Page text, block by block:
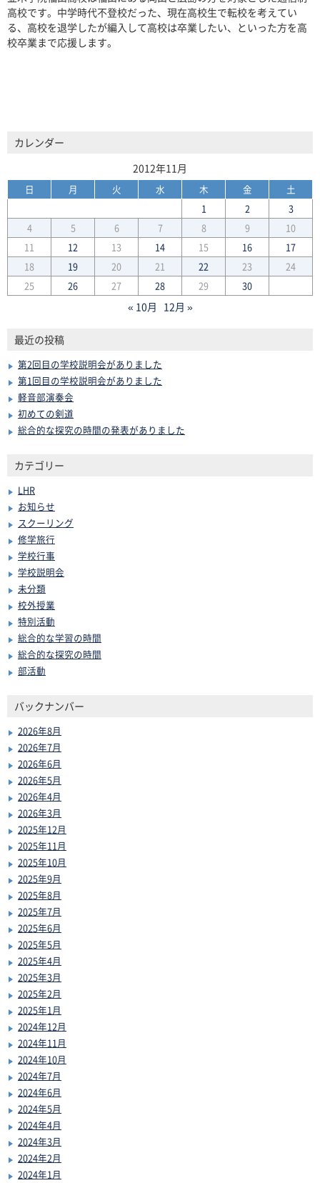
高校です。中学時代不登校だった、現在高校生で転校を考えてい
る、高校を退学したが編入して高校は卒業したい、といった方を高
校卒業まで応援します。
カレンダー
2012年11月
日 月 火 水 木 金
土
1
2
3
4
5 6 7 8 9
10
11
12 13 14 15 16
17
18
19 20 21 22 23
24
25
26 27 28 29 30
« 10月 12月 »
最近の投稿
第2回目の学校説明会がありました
第1回目の学校説明会がありました
軽音部演奏会
初めての剣道
総合的な探究の時間の発表がありました
カテゴリー
LHR
お知らせ
スクーリング
修学旅行
学校行事
学校説明会
未分類
校外授業
特別活動
総合的な学習の時間
総合的な探究の時間
部活動
バックナンバー
2026年8月
2026年7月
2026年6月
2026年5月
2026年4月
2026年3月
2025年12月
2025年11月
2025年10月
2025年9月
2025年8月
2025年7月
2025年6月
2025年5月
2025年4月
2025年3月
2025年2月
2025年1月
2024年12月
2024年11月
2024年10月
2024年7月
2024年6月
2024年5月
2024年4月
2024年3月
2024年2月
2024年1月